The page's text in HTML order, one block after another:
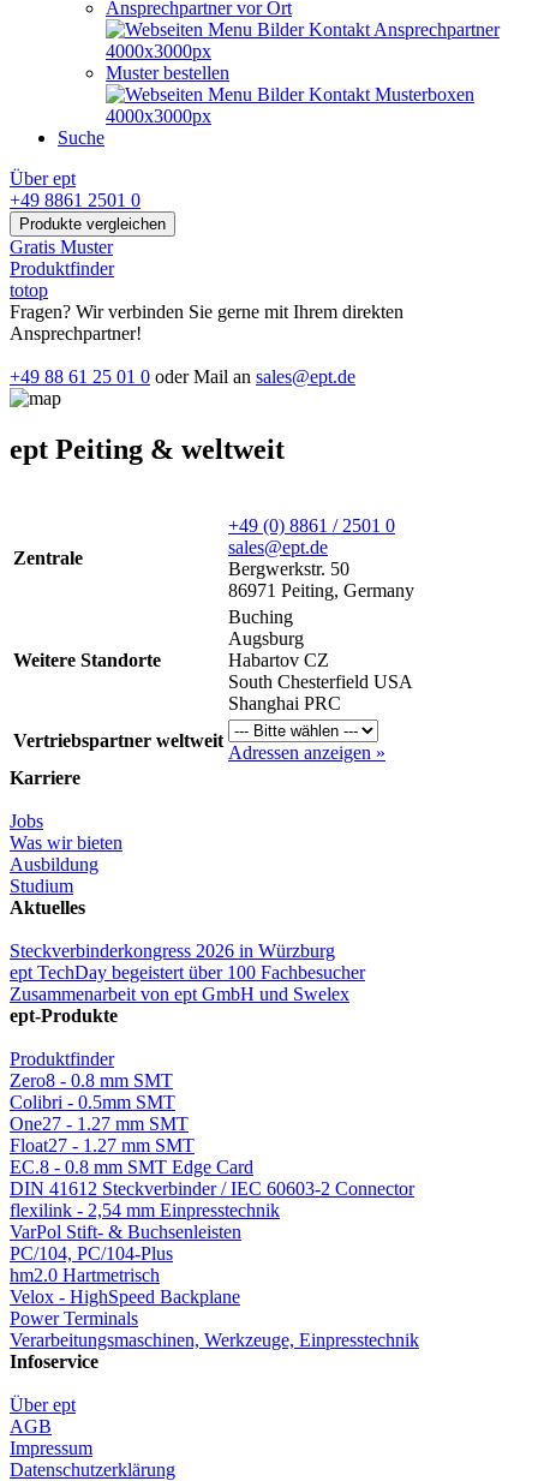
Ansprechpartner vor Ort
Muster bestellen
Suche
Über ept
+49 8861 2501 0
Produkte vergleichen
Gratis Muster
Produktfinder
totop
Fragen? Wir verbinden Sie gerne mit Ihrem direkten
Ansprechpartner!
+49 88 61 25 01 0 oder Mail an sales@ept.de
ept Peiting & weltweit
Zentrale
+49 (0) 8861 / 2501 0
sales@ept.de
Bergwerkstr. 50
86971 Peiting, Germany
Weitere Standorte
Buching
Augsburg
Habartov CZ
South Chesterfield USA
Shanghai PRC
Vertriebspartner weltweit
Adressen anzeigen »
Karriere
Jobs
Was wir bieten
Ausbildung
Studium
Aktuelles
Steckverbinderkongress 2026 in Würzburg
ept TechDay begeistert über 100 Fachbesucher
Zusammenarbeit von ept GmbH und Swelex
ept-Produkte
Produktfinder
Zero8 - 0.8 mm SMT
Colibri - 0.5mm SMT
One27 - 1.27 mm SMT
Float27 - 1.27 mm SMT
EC.8 - 0.8 mm SMT Edge Card
DIN 41612 Steckverbinder / IEC 60603-2 Connector
flexilink - 2,54 mm Einpresstechnik
VarPol Stift- & Buchsenleisten
PC/104, PC/104-Plus
hm2.0 Hartmetrisch
Velox - HighSpeed Backplane
Power Terminals
Verarbeitungsmaschinen, Werkzeuge, Einpresstechnik
Infoservice
Über ept
AGB
Impressum
Datenschutzerklärung